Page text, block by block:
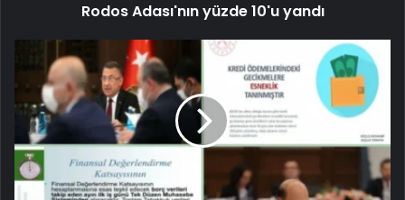
Rodos Adası'nın yüzde 10'u yandı